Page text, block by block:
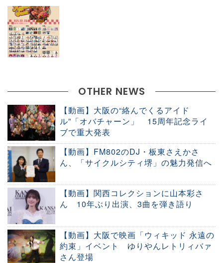
OTHER NEWS
【動画】大阪の“絡んでくるアイド
ル”「オバチャーン」 15周年記念ライ
ブで重大発表
【動画】FM802のDJ・板東さえかさ
ん、「サイクルシティ堺」の魅力発信へ
【動画】関西コレクションに山本彩さ
ん 10年ぶり出演、3曲を弾き語り
【動画】大阪で映画「ウィキッド 永遠の
約束」イベント ゆりやんレトリィバァ
さん登場